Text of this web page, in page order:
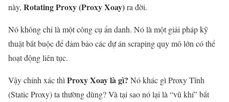
này, Rotating Proxy (Proxy Xoay)ra đời.
Nó không chỉ là một công cụ ẩn danh. Nó là một giải pháp kỹ
thuật bắt buộc để đảm bảo các dự án scraping quy mô lớn có thể
hoạt động liên tục.
Vậy chính xác thì Proxy Xoay là gì? Nó khác gì Proxy Tĩnh
(Static Proxy) ta thường dùng? Và tại sao nó lại là “vũ khí” bắt